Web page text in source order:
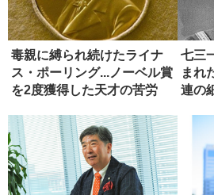
毒親に縛られ続けたライナ
ス・ポーリング...ノーベル賞
を2度獲得した天才の苦労
七三
まれ
連の